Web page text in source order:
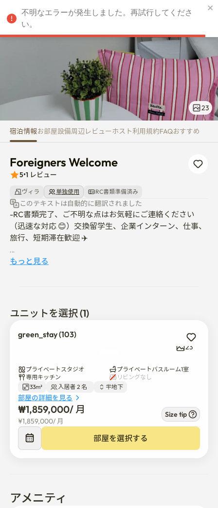
Foreigners Welcome JPY
23
宿泊情報お部屋設備周辺 レビューホスト利用規約FAQおすすめ
Foreigners Welcome
5•1 レビュー
ヴィラ 単独使用 RC書類準備済み
このテキストは自動的に翻訳されました
-RC書類完了、ご不明な点はお気軽にご連絡ください
（迅速な対応 😊）交換留学生、企業インターン、仕事、
旅行、短期滞在歓迎 ✈️
-静かな住宅街に位置しております（徒歩
- ヘファ駅1番出口（成均館大学シャトルバス利用）
可能です 5分）徒歩15分
-喫煙、ペット不可（電子タバコ含む）
-2名様までご宿泊可能でございます（追加人数の場合は
必ず別途お問い合わせください）
-ソウル大学病院、ラクサン公園、マロニエ公園、
  梨花壁画村の近くに位置しております（道歩）10～15分
で十分でございます
-地下鉄4号線（ヘファ駅徒歩9分）明洞、東大門、ソウ
村）地下鉄の交通が便利です
もっと見る
ユニットを選択 (1)
green_stay (103)
23
プライベートスタジオ
プライベートバスルーム1室
専用キッチン
リビングなし
33m²
入居者 2 名 半地下
部屋の詳細を見る
₩1,859,000/ 月
¥1,859,000/ 月
Size tip
部屋を選択する
アメニティ
不明なエラーが発生しました。再試行してくださ
い。